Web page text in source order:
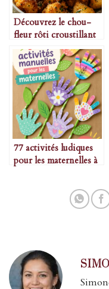
Découvrez le chou-
fleur rôti croustillant
au parmesan
77 activités ludiques
pour les maternelles à